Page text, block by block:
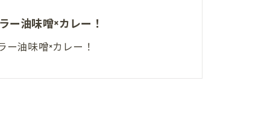
ー油味噌×カレー！
ー油味噌×カレー！